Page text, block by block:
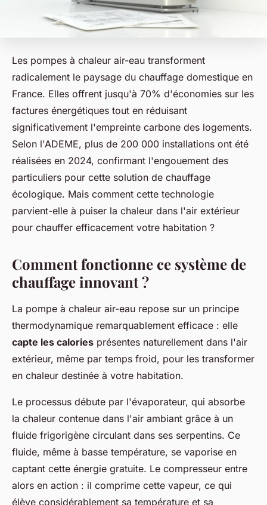
Les pompes à chaleur air-eau transforment
radicalement le paysage du chauffage domestique en
France. Elles offrent jusqu'à 70% d'économies sur les
factures énergétiques tout en réduisant
significativement l'empreinte carbone des logements.
Selon l'ADEME, plus de 200 000 installations ont été
réalisées en 2024, confirmant l'engouement des
particuliers pour cette solution de chauffage
écologique. Mais comment cette technologie
parvient-elle à puiser la chaleur dans l'air extérieur
pour chauffer efficacement votre habitation ?
Comment fonctionne ce système de
chauffage innovant ?
La pompe à chaleur air-eau repose sur un principe
thermodynamique remarquablement efficace : elle
capte les calories présentes naturellement dans l'air
extérieur, même par temps froid, pour les transformer
en chaleur destinée à votre habitation.
Le processus débute par l'évaporateur, qui absorbe
la chaleur contenue dans l'air ambiant grâce à un
fluide frigorigène circulant dans ses serpentins. Ce
fluide, même à basse température, se vaporise en
captant cette énergie gratuite. Le compresseur entre
alors en action : il comprime cette vapeur, ce qui
élève considérablement sa température et sa